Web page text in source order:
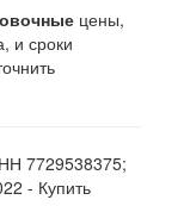
цены,
и сроки
7729538375;
- Купить